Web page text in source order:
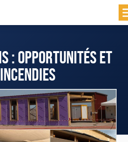
: OPPORTUNITÉS ET